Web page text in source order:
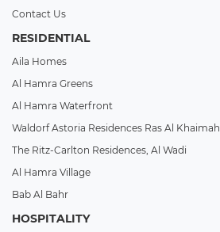
Contact Us
RESIDENTIAL
Aila Homes
Al Hamra Greens
Al Hamra Waterfront
Waldorf Astoria Residences Ras Al Khaimah
The Ritz-Carlton Residences, Al Wadi
Al Hamra Village
Bab Al Bahr
HOSPITALITY